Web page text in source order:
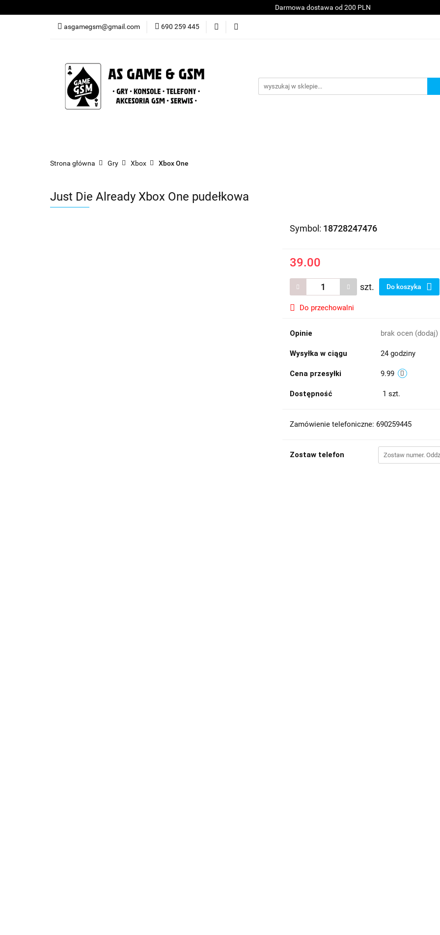
Darmowa dostawa od 200 PLN
asgamegsm@gmail.com 690 259 445
Nowości Gry Konsole Telefony Akcesoria Serwis
Strona główna Gry Xbox Xbox One
Just Die Already Xbox One pudełkowa
Symbol: 18728247476
39.00
szt. Do koszyka
Do przechowalni
Opinie brak ocen (dodaj)
Wysyłka w ciągu 24 godziny
Cena przesyłki 9.99
Dostępność 1 szt.
Zamówienie telefoniczne: 690259445
Zostaw telefon